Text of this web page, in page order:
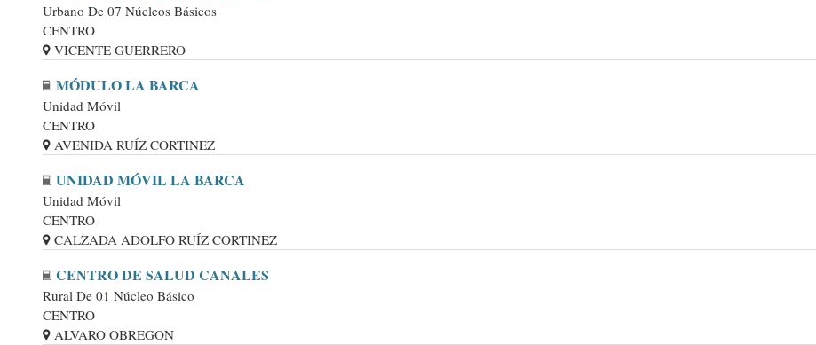
Urbano De 07 Núcleos Básicos
CENTRO
VICENTE GUERRERO
MÓDULO LA BARCA
Unidad Móvil
CENTRO
AVENIDA RUÍZ CORTINEZ
UNIDAD MÓVIL LA BARCA
Unidad Móvil
CENTRO
CALZADA ADOLFO RUÍZ CORTINEZ
CENTRO DE SALUD CANALES
Rural De 01 Núcleo Básico
CENTRO
ALVARO OBREGON